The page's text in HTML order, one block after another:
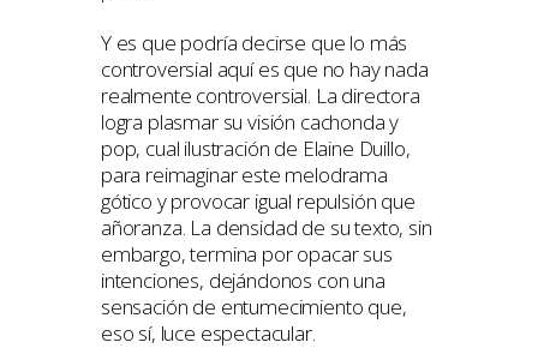
Y es que podría decirse que lo más
controversial aquí es que no hay nada
realmente controversial. La directora
logra plasmar su visión cachonda y
pop, cual ilustración de Elaine Duillo,
para reimaginar este melodrama
gótico y provocar igual repulsión que
añoranza. La densidad de su texto, sin
embargo, termina por opacar sus
intenciones, dejándonos con una
sensación de entumecimiento que,
eso sí, luce espectacular.